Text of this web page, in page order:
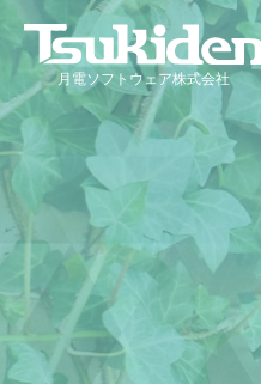
月電ソフトウェア株式会社